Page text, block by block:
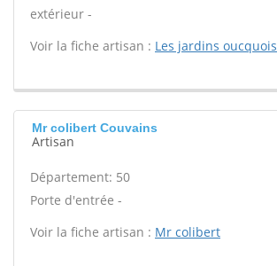
extérieur -
Voir la fiche artisan : Les jardins oucquois
Mr colibert Couvains
Artisan
Département: 50
Porte d'entrée -
Voir la fiche artisan : Mr colibert